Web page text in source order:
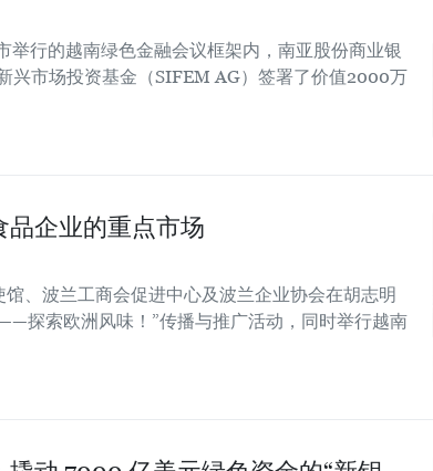
举行的越南绿色金融会议框架内，南亚股份商业银
兴市场投资基金（SIFEM AG）签署了价值2000万
品企业的重点市场
、波兰工商会促进中心及波兰企业协会在胡志明
探索欧洲风味！”传播与推广活动，同时举行越南